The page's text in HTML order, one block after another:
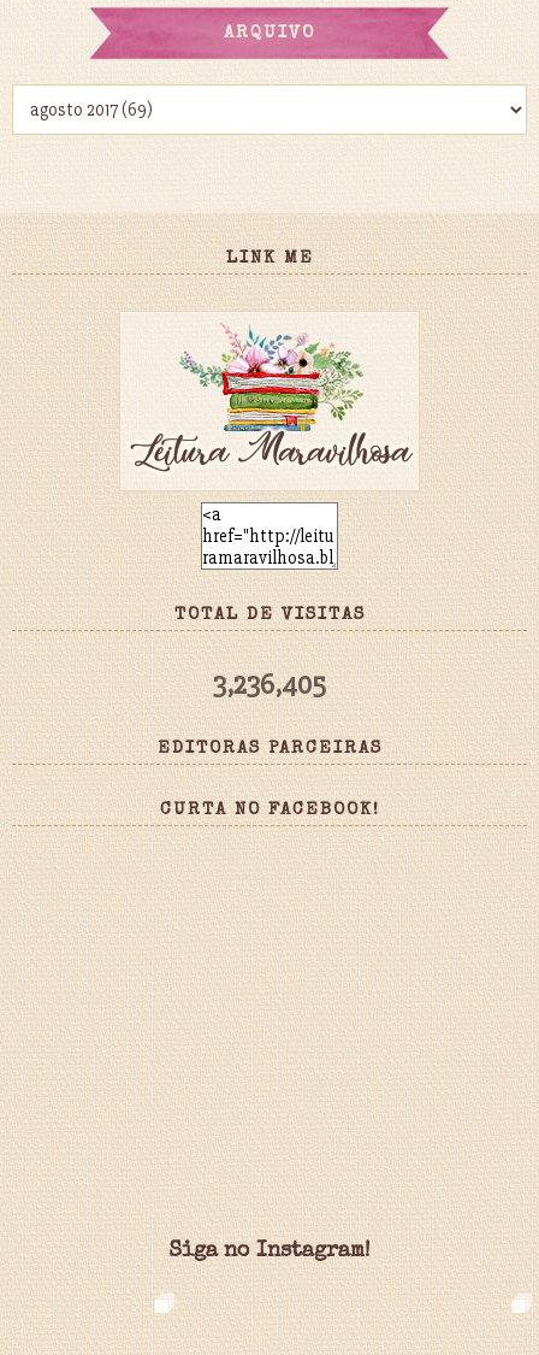
ARQUIVO
LINK ME
TOTAL DE VISITAS
3,236,405
EDITORAS PARCEIRAS
CURTA NO FACEBOOK!
Siga no Instagram!